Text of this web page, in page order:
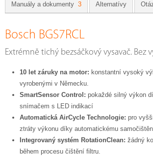
Manuály a dokumenty 3 Alternatívy
Bosch BGS7RCL
Extrémně tichý bezsáčkový vysavač. Bez
10 let záruky na motor: konstantní vysoký
vyrobenými v Německu.
SmartSensor Control: pokaždé silný výkon
snímačem s LED indikací
Automatická AirCycle Technologie: pro
ztráty výkonu díky automatickému
Integrovaný systém RotationClean: žádný
během procesu čištění filtru.